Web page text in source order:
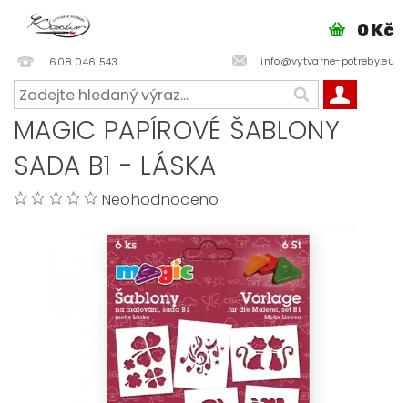
608 046 543 info@vytvarne-potreby.eu
0 Kč
MAGIC PAPÍROVÉ ŠABLONY
SADA B1 - LÁSKA
Neohodnoceno